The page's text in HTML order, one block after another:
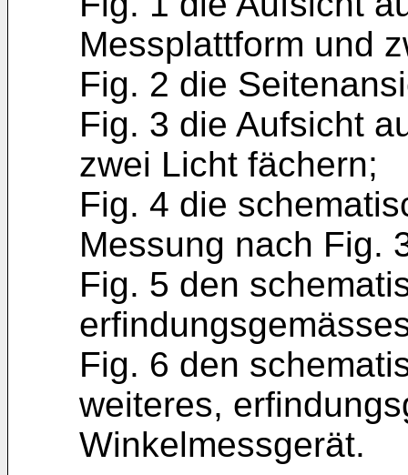
Messplattform und
Fig. 2 die
Fig. 3 die Aufsicht
zwei Licht fächern;
Fig. 4 die
Messung nach Fig.
Fig. 5 den
Fig. 6 den
weiteres,
Winkelmessgerät.